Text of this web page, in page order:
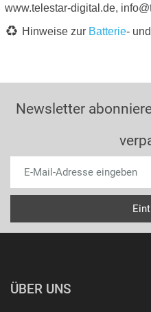
www.telestar-digital.de,
Hinweise zur Batterie- und
Newsletter
ÜBER UNS